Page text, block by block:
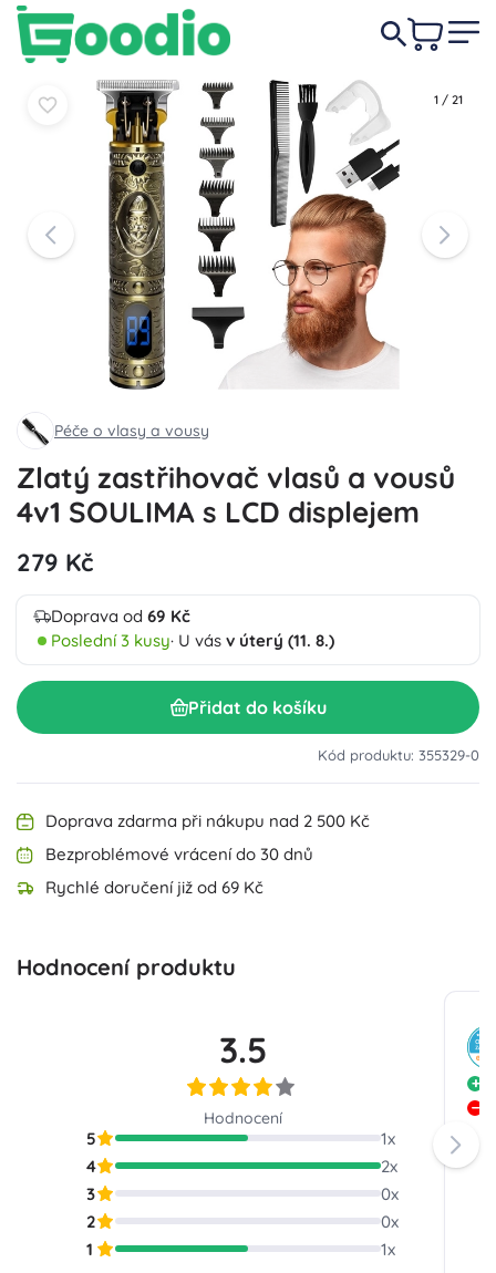
1 / 21
Péče o vlasy a vousy
Zlatý zastřihovač vlasů a vousů
4v1 SOULIMA s LCD displejem
279 Kč
Doprava od 69 Kč
Poslední 3 kusy· U vás v úterý (11. 8.)
Přidat do košíku
Kód produktu: 355329-0
Doprava zdarma při nákupu nad 2 500 Kč
Bezproblémové vrácení do 30 dnů
Rychlé doručení již od 69 Kč
Hodnocení produktu
3.5
Hodnocení
5 1x
4
2x
3
0x
2
0x
1
1x
279 Kč Do košíku